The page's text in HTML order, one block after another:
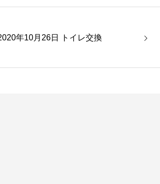
年10月26日 トイレ交換